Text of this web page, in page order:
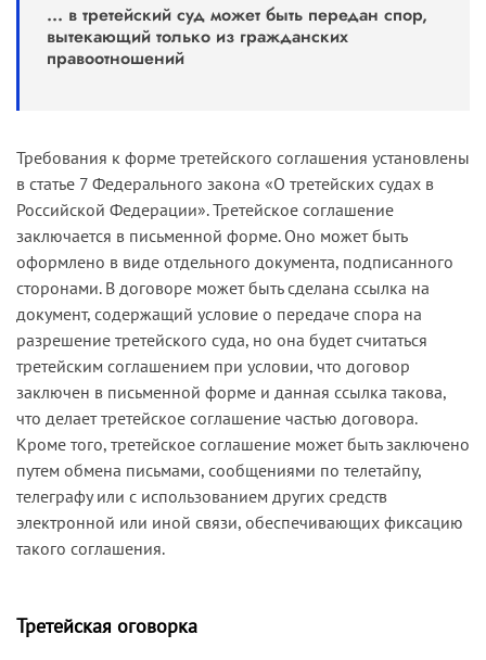
... в третейский суд может быть передан спор,
вытекающий только из гражданских
правоотношений
Требования к форме третейского соглашения установлены
в статье 7 Федерального закона «О третейских судах в
Российской Федерации». Третейское соглашение
заключается в письменной форме. Оно может быть
оформлено в виде отдельного документа, подписанного
сторонами. В договоре может быть сделана ссылка на
документ, содержащий условие о передаче спора на
разрешение третейского суда, но она будет считаться
третейским соглашением при условии, что договор
заключен в письменной форме и данная ссылка такова,
что делает третейское соглашение частью договора.
Кроме того, третейское соглашение может быть заключено
путем обмена письмами, сообщениями по телетайпу,
телеграфу или с использованием других средств
электронной или иной связи, обеспечивающих фиксацию
такого соглашения.
Третейская оговорка